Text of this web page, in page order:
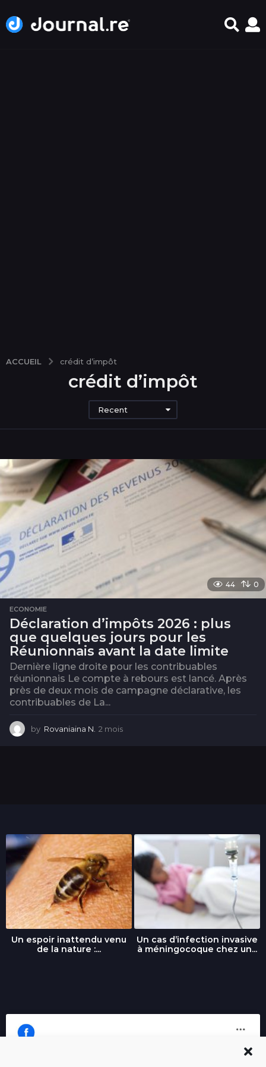
ACCUEIL crédit d’impôt
crédit d’impôt
Recent
44 0
ECONOMIE
Déclaration d’impôts 2026 : plus
que quelques jours pour les
Réunionnais avant la date limite
Dernière ligne droite pour les contribuables
réunionnais Le compte à rebours est lancé. Après
près de deux mois de campagne déclarative, les
contribuables de La...
by Rovaniaina N. 2 mois
Un espoir inattendu venu
de la nature :...
Un cas d’infection invasive
à méningocoque chez un...